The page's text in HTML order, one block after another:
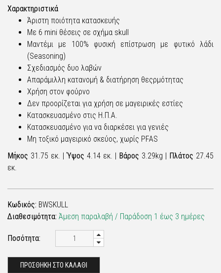
Χαρακτηριστικά
Άριστη ποιότητα κατασκευής
Με 6 mini θέσεις σε σχήμα skull
Μαντέμι με 100% φυσική επίστρωση με φυτικό λάδι
(Seasoning)
Σχεδιασμός δυο λαβών
Απαράμιλλη κατανομή & διατήρηση θεςρμότητας
Χρήση στον φούρνο
Δεν προορίζεται για χρήση σε μαγειρικές εστίες
Κατασκευασμένο στις Η.Π.Α.
Κατασκευασμένο για να διαρκέσει για γενιές
Μη τοξικό μαγειρικό σκεύος, χωρίς PFAS
Μήκος 31.75 εκ. |Ύψος 4.14 εκ. | Βάρος 3.29kg | Πλάτος 27.45
εκ.
Κωδικός: BWSKULL
Διαθεσιμότητα: Άμεση παραλαβή / Παράδoση 1 έως 3 ημέρες
Ποσότητα:
ΠΡΟΣΘΗΚΗ ΣΤΟ ΚΑΛΑΘΙ